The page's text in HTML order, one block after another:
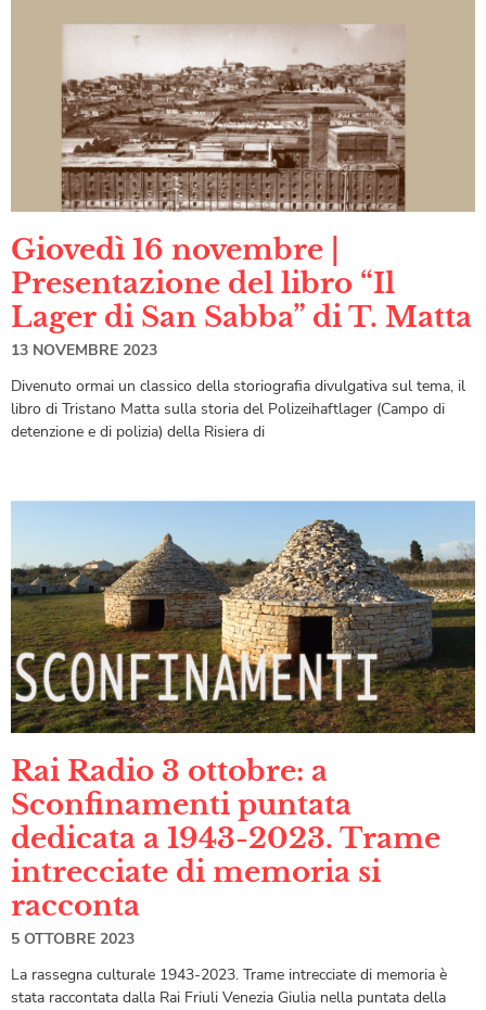
Giovedì 16 novembre |
Presentazione del libro “Il
Lager di San Sabba” di T. Matta
13 NOVEMBRE 2023
Divenuto ormai un classico della storiografia divulgativa sul tema, il
libro di Tristano Matta sulla storia del Polizeihaftlager (Campo di
detenzione e di polizia) della Risiera di
Rai Radio 3 ottobre: a
Sconfinamenti puntata
dedicata a 1943-2023. Trame
intrecciate di memoria si
racconta
5 OTTOBRE 2023
La rassegna culturale 1943-2023. Trame intrecciate di memoria è
stata raccontata dalla Rai Friuli Venezia Giulia nella puntata della